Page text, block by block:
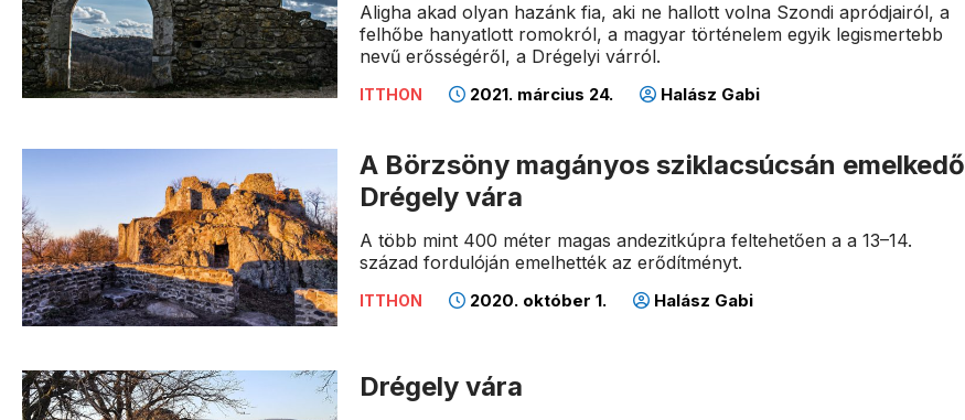
Aligha akad olyan hazánk fia, aki ne hallott volna Szondi apródjairól, a
felhőbe hanyatlott romokról, a magyar történelem egyik legismertebb
nevű erősségéről, a Drégelyi várról.
ITTHON 2021. március 24. Halász Gabi
A Börzsöny magányos sziklacsúcsán emelkedő
Drégely vára
A több mint 400 méter magas andezitkúpra feltehetően a a 13–14.
század fordulóján emelhették az erődítményt.
ITTHON 2020. október 1. Halász Gabi
Drégely vára